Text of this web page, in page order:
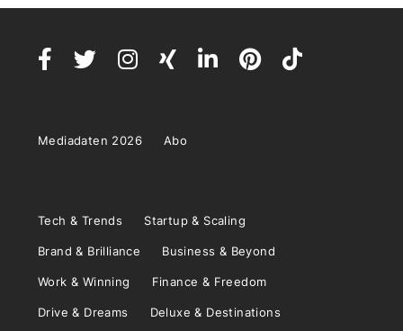
Mediadaten 2026 Abo
Tech & Trends Startup & Scaling
Brand & Brilliance Business & Beyond
Work & Winning Finance & Freedom
Drive & Dreams Deluxe & Destinations